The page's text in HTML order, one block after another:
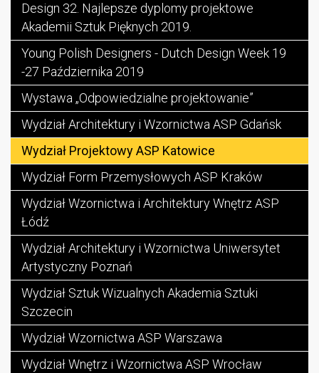
Design 32. Najlepsze dyplomy projektowe
Akademii Sztuk Pięknych 2019.
Young Polish Designers - Dutch Design Week 19
-27 Października 2019
Wystawa „Odpowiedzialne projektowanie”
Wydział Architektury i Wzornictwa ASP Gdańsk
Wydział Projektowy ASP Katowice
Wydział Form Przemysłowych ASP Kraków
Wydział Wzornictwa i Architektury Wnętrz ASP
Łódź
Wydział Architektury i Wzornictwa Uniwersytet
Artystyczny Poznań
Wydział Sztuk Wizualnych Akademia Sztuki
Szczecin
Wydział Wzornictwa ASP Warszawa
Wydział Wnętrz i Wzornictwa ASP Wrocław